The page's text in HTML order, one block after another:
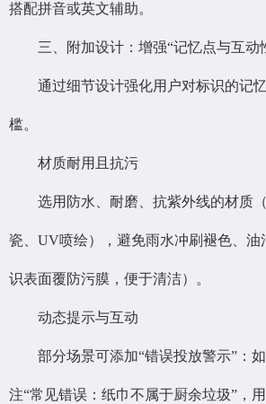
搭配拼音或英文辅助。
三、附加设计：增强“记忆点与互动
通过细节设计强化用户对标识的记忆
槛。
材质耐用且抗污
选用防水、耐磨、抗紫外线的材质
瓷、UV喷绘），避免雨水冲刷褪色、油
识表面覆防污膜，便于清洁）。
动态提示与互动
部分场景可添加“错误投放警示”：如
注“常见错误：纸巾不属于厨余垃圾”，